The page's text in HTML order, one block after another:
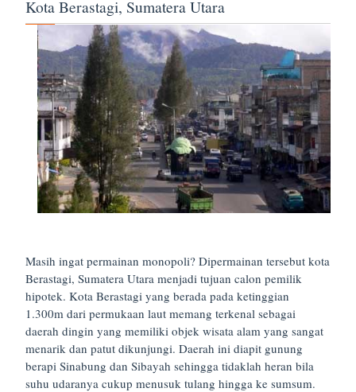
Kota Berastagi, Sumatera Utara
Masih ingat permainan monopoli? Dipermainan tersebut kota
Berastagi, Sumatera Utara menjadi tujuan calon pemilik
hipotek. Kota Berastagi yang berada pada ketinggian
1.300m dari permukaan laut memang terkenal sebagai
daerah dingin yang memiliki objek wisata alam yang sangat
menarik dan patut dikunjungi. Daerah ini diapit gunung
berapi Sinabung dan Sibayah sehingga tidaklah heran bila
suhu udaranya cukup menusuk tulang hingga ke sumsum.